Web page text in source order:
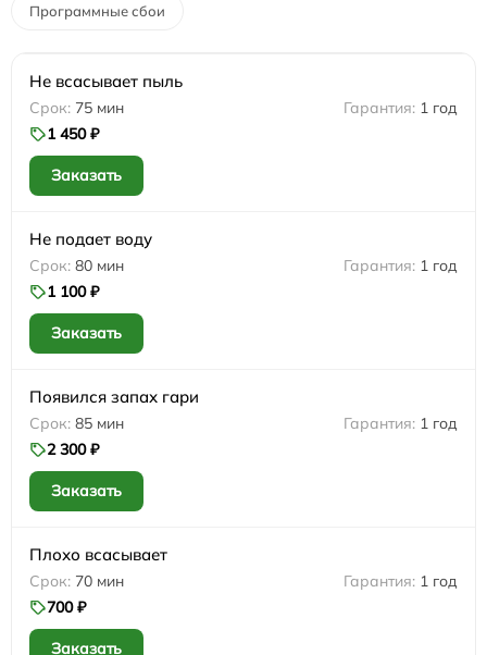
Программные сбои
Не всасывает пыль
75 мин
1 год
1 450 ₽
Заказать
Не подает воду
80 мин
1 год
1 100 ₽
Заказать
Появился запах гари
85 мин
1 год
2 300 ₽
Заказать
Плохо всасывает
70 мин
1 год
700 ₽
Заказать